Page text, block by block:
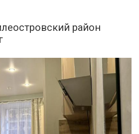
район